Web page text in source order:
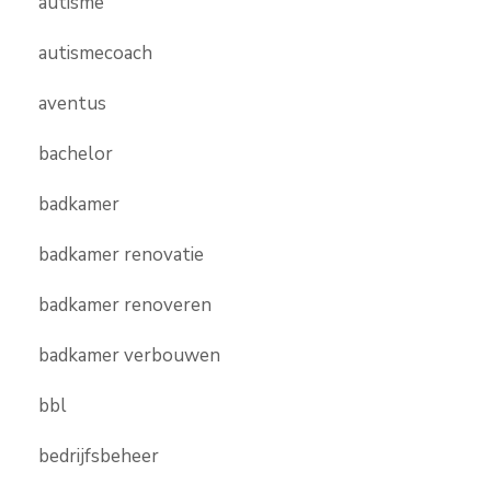
autismecoach
aventus
bachelor
badkamer
badkamer renovatie
badkamer renoveren
badkamer verbouwen
bbl
bedrijfsbeheer